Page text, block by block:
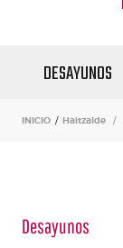
DESAYUNOS
INICIO / Haitzalde
Desayunos